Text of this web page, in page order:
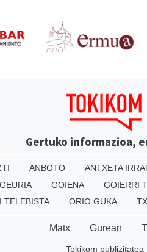
Gertuko informazioa,
ANBOTO ANTXETA
GEURIA GOIENA GOIERRI
TELEBISTA ORIO GUKA
Matx Gurean
Tokikom publizitatea